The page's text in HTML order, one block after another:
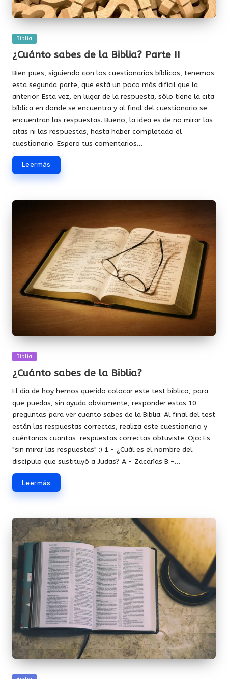
Publicada
Biblia
¿Cuánto sabes de la Biblia? Parte II
Bien pues, siguiendo con los cuestionarios bíblicos, tenemos
esta segunda parte, que está un poco más difícil que la
anterior. Esta vez, en lugar de la respuesta, sólo tiene la cita
bíblica en donde se encuentra y al final del cuestionario se
encuentran las respuestas. Bueno, la idea es de no mirar las
citas ni las respuestas, hasta haber completado el
cuestionario. Espero tus comentarios…
Leer más
Publicada
Biblia
¿Cuánto sabes de la Biblia?
El día de hoy hemos querido colocar este test bíblico, para
que puedas, sin ayuda obviamente, responder estas 10
preguntas para ver cuanto sabes de la Biblia. Al final del test
están las respuestas correctas, realiza este cuestionario y
cuéntanos cuantas respuestas correctas obtuviste. Ojo: Es
"sin mirar las respuestas" :) 1.- ¿Cuál es el nombre del
discípulo que sustituyó a Judas? A.- Zacarías B.-…
Leer más